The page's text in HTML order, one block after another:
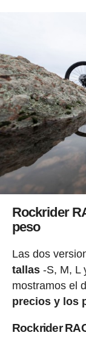
Rockrider
peso
Las dos
tallas-S, M, L
mostramos el
precios y los
Rockrider